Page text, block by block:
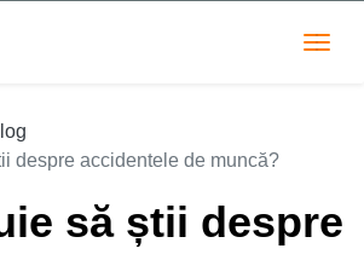
despre accidentele de muncă?
să știi despre